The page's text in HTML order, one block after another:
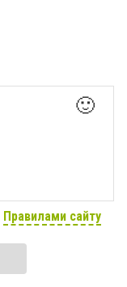
🙂
Правилами сайту